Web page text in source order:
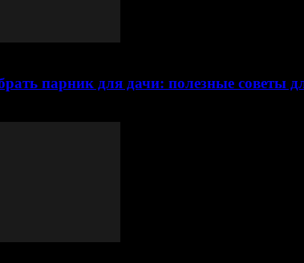
парник для дачи: полезные